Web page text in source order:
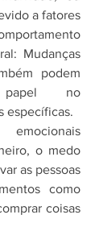
a fatores
Mudanças
podem
papel no
específicas.
o medo
as pessoas
como
coisas